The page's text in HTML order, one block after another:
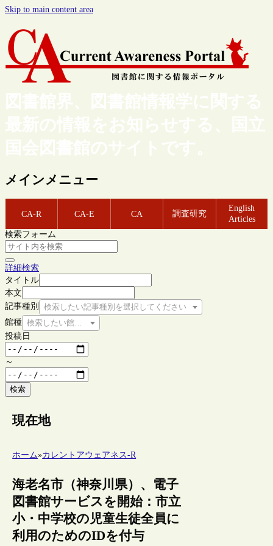
Skip to main content area
図書館界、図書館情報学に関する
最新の情報をお知らせする、国立
国会図書館のサイトです。
メインメニュー
CA-R CA-E CA 調査研究
English
Articles
検索フォーム
詳細検索
タイトル
本文
記事種別
検索したい記事種別を選択してください
館種 検索したい館種を選択してください
投稿日
～
検索
現在地
ホーム»カレントアウェアネス-R
海老名市（神奈川県）、電子
図書館サービスを開始：市立
小・中学校の児童生徒全員に
利用のためのIDを付与